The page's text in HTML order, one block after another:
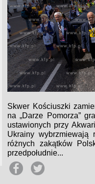
Skwer Kościuszki
na „Darze Pomorza”
ustawionych przy
Ukrainy wybrzmiewają
różnych zakątków
przedpołudnie...